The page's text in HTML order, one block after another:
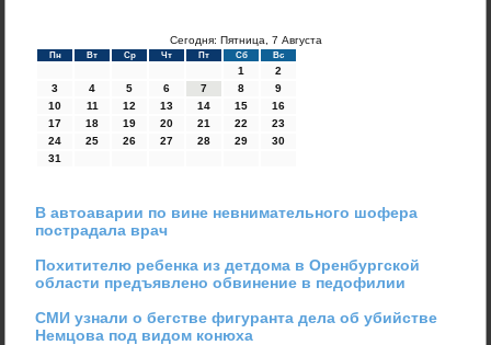
Сегодня: Пятница, 7 Августа
Пн Вт Ср Чт Пт Сб Вс
1
2
3
4 5 6 7 8
9
10
11 12 13 14 15
16
17
18 19 20 21 22
23
24
25 26 27 28 29
30
31
В автоаварии по вине невнимательного шофера
пострадала врач
Похитителю ребенка из детдома в Оренбургской
области предъявлено обвинение в педофилии
СМИ узнали о бегстве фигуранта дела об убийстве
Немцова под видом конюха